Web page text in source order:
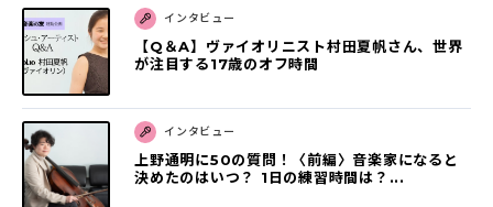
インタビュー
【Q＆A】ヴァイオリニスト村田夏帆さん、世界
が注目する17歳のオフ時間
インタビュー
上野通明に50の質問！〈前編〉音楽家になると
決めたのはいつ？ 1日の練習時間は？...